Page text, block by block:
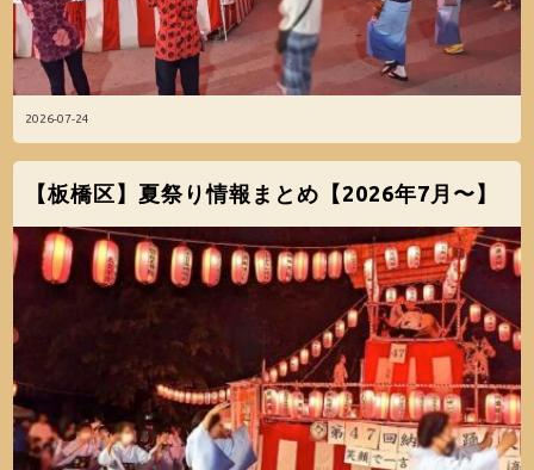
2026-07-24
【板橋区】夏祭り情報まとめ【2026年7月〜】